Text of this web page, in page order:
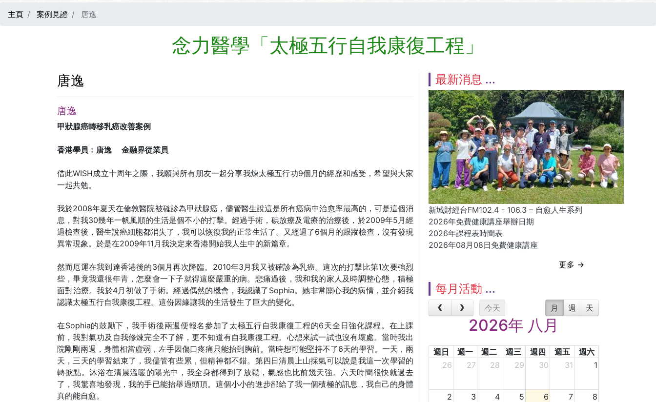
主頁 案例見證 唐逸
念力醫學「太極五行自我康復工程」
唐逸
唐逸
甲狀腺癌轉移乳癌改善案例
香港學員﹕唐逸 金融界從業員
借此WISH成立十周年之際，我願與所有朋友一起分享我煉太極五行功9個月的經歷和感受，希望與大家
一起共勉。
我於2008年夏天在倫敦醫院被確診為甲狀腺癌，儘管醫生說這是所有癌病中治愈率最高的，可是這個消
息，對我30幾年一帆風順的生活是個不小的打擊。經過手術，碘放療及電療的治療後，於2009年5月經
過檢查後，醫生說癌細胞都消失了，我可以恢復我的正常生活了。又經過了6個月的跟蹤檢查，沒有發現
異常現象。於是在2009年11月我決定來香港開始我人生中的新篇章。
然而厄運在我到達香港後的3個月再次降臨。2010年3月我又被確診為乳癌。這次的打擊比第1次要強烈
些，畢竟我還很年青，怎麼會一下子就得這麼嚴重的病。悲痛過後，我和我的家人及時調整心態，積極
面對治療。我於4月初做了手術。經過偶然的機會，我認識了Sophia。她非常關心我的病情，並介紹我
認識太極五行自我康復工程。這份因緣讓我的生活發生了巨大的變化。
在Sophia的鼓勵下，我手術後兩週便報名參加了太極五行自我康復工程的6天全日強化課程。在上課
前，我對氣功及自我修煉完全不了解，更不知道有自我康復工程。心想來試一試也沒有壞處。當時我出
院剛剛兩週，身體相當虛弱，左手因傷口疼痛只能抬到胸前。當時想可能堅持不了6天的學習。一天，兩
天，三天的學習結束了，我儘管有些累，但精神都不錯。第四日清晨上山採氣可以說是我這一次學習的
轉捩點。沐浴在清晨溫暖的陽光中，我全身都得到了放鬆，氣感也比前幾天強。六天時間很快就過去
了，我驚喜地發現，我的手已能抬舉過頭頂。這個小小的進步郤給了我一個積極的訊息，我自己的身體
真的能自愈。
最新消息
新城財經台FM102.4 - 106.3 – 自愈人生系列
2026年免費健康講座舉辦日期
2026年課程表時間表
2026年08月08日免費健康講座
更多 →
每月活動
今天 月 週 天
2026年 八月
週日 週一 週二 週三 週四 週五
週六
26
27 28 29 30 31 1
2 3 4 5 6 7 8